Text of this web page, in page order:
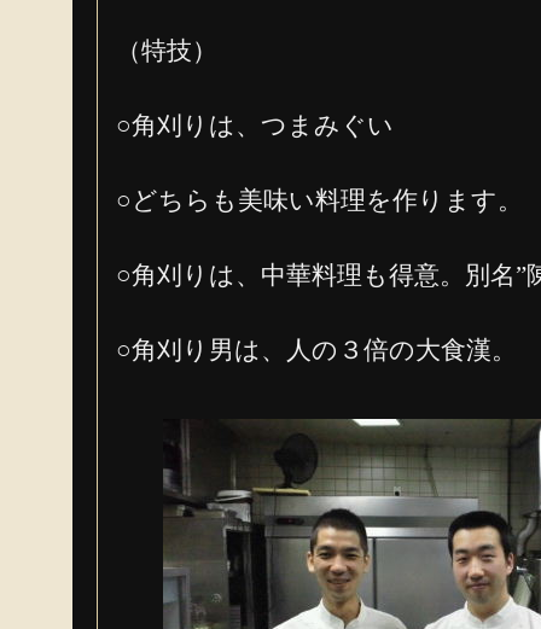
（特技）
○角刈りは、つまみぐい
○どちらも美味い料理を作ります。
○角刈りは、中華料理も得意。別名”
○角刈り男は、人の３倍の大食漢。